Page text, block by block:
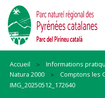
Accueil Informations
Natura 2000
Comptons les
IMG_20250512_172640